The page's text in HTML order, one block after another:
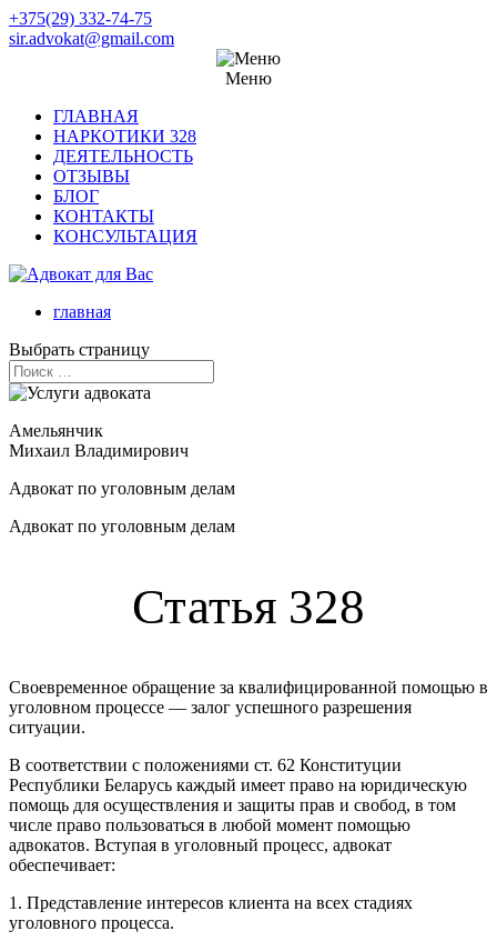
+375(29) 332-74-75
sir.advokat@gmail.com
Меню
ГЛАВНАЯ
НАРКОТИКИ 328
ДЕЯТЕЛЬНОСТЬ
ОТЗЫВЫ
БЛОГ
КОНТАКТЫ
КОНСУЛЬТАЦИЯ
главная
Выбрать страницу
Амельянчик
Михаил Владимирович
Адвокат по уголовным делам
Адвокат по уголовным делам
Статья 328
Своевременное обращение за квалифицированной помощью в
уголовном процессе — залог успешного разрешения
ситуации.
В соответствии с положениями ст. 62 Конституции
Республики Беларусь каждый имеет право на юридическую
помощь для осуществления и защиты прав и свобод, в том
числе право пользоваться в любой момент помощью
адвокатов. Вступая в уголовный процесс, адвокат
обеспечивает:
1. Представление интересов клиента на всех стадиях
уголовного процесса.